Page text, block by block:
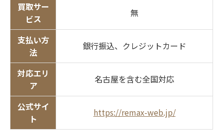
買取サー
ビス
無
支払い方
法
銀行振込、クレジットカード
対応エリ
ア
名古屋を含む全国対応
公式サイ
ト
https://remax-web.jp/